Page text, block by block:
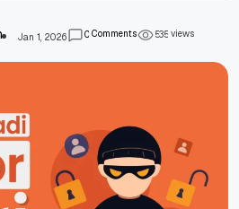
Jan 1, 2026 0Comments 535views